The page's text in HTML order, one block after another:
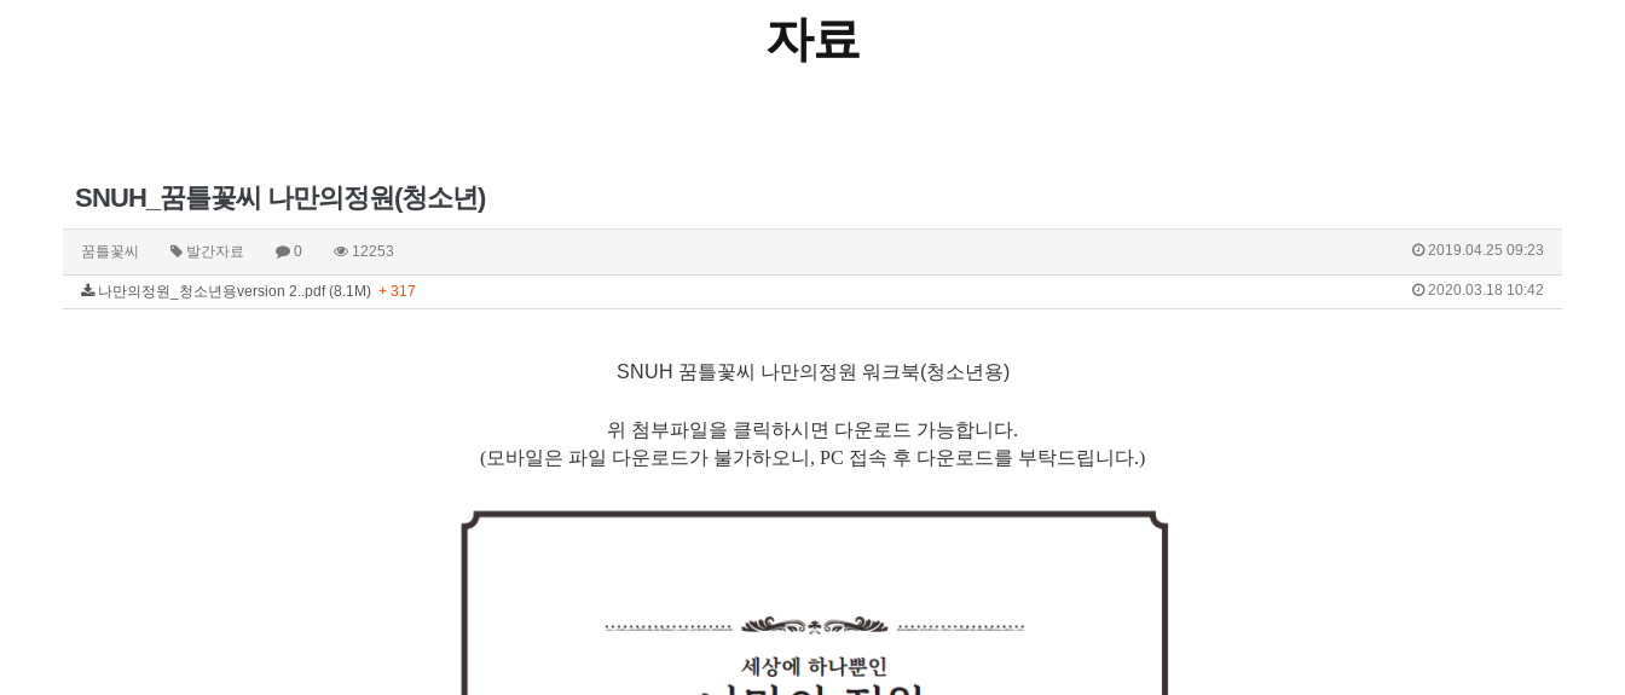
자료
SNUH_꿈틀꽃씨 나만의정원(청소년)
꿈틀꽃씨 발간자료 0 12253 2019.04.25 09:23
2020.03.18 10:42
나만의정원_청소년용version 2..pdf (8.1M) + 317
SNUH 꿈틀꽃씨 나만의정원 워크북(청소년용)
위 첨부파일을 클릭하시면 다운로드 가능합니다.
(모바일은 파일 다운로드가 불가하오니, PC 접속 후 다운로드를 부탁드립니다.)